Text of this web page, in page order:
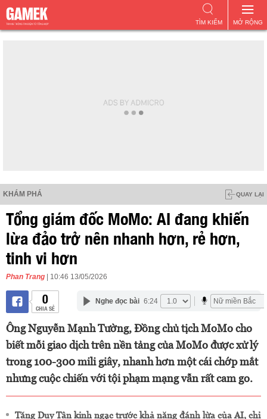
MỞ RỘNG
TÌM KIẾM
KHÁM PHÁ QUAY LẠI
Tổng giám đốc MoMo: AI đang khiến
lừa đảo trở nên nhanh hơn, rẻ hơn,
tinh vi hơn
Phan Trang | 10:46 13/05/2026
0
CHIA SẺ
Nghe đọc bài 6:24
Ông Nguyễn Mạnh Tường, Đồng chủ tịch MoMo cho
biết mỗi giao dịch trên nền tảng của MoMo được xử lý
trong 100-300 mili giây, nhanh hơn một cái chớp mắt
nhưng cuộc chiến với tội phạm mạng vẫn rất cam go.
Tăng Duy Tân kinh ngạc trước khả năng đánh lừa của AI, chỉ